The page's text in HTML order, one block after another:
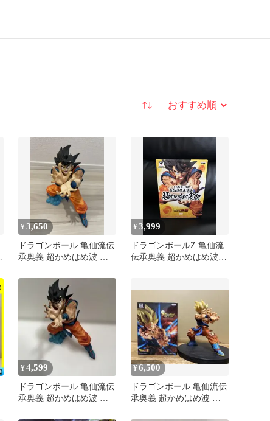
並び替え
¥3,650
ドラゴンボール 亀仙流伝
承奥義 超かめはめ波 孫
¥3,999
ドラゴンボールZ 亀仙流
伝承奥義 超かめはめ波‼︎‼︎
¥4,599
ドラゴンボール 亀仙流伝
承奥義 超かめはめ波 孫
¥6,500
ドラゴンボール 亀仙流伝
承奥義 超かめはめ波 孫